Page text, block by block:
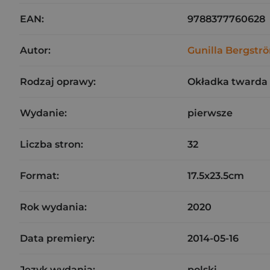
EAN: 9788377760628
Autor: Gunilla
Rodzaj oprawy: Okładka twarda
Wydanie: pierwsze
Liczba stron: 32
Format: 17.5x23.5cm
Rok wydania: 2020
Data premiery: 2014-05-16